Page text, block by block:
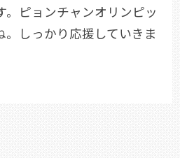
。ピョンチャンオリンピッ
。しっかり応援していきま